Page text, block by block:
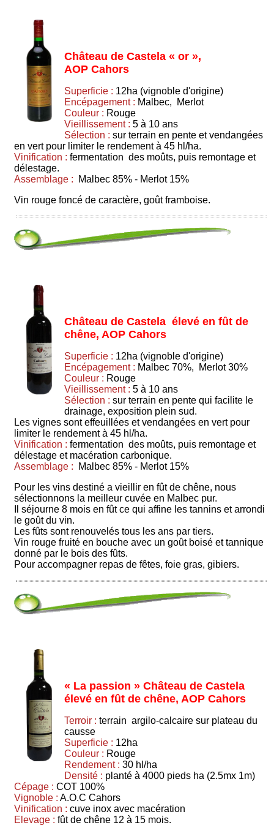
Château de Castela « or »,
AOP Cahors
Superficie : 12ha (vignoble d'origine)
Encépagement : Malbec, Merlot
Couleur : Rouge
Vieillissement : 5 à 10 ans
Sélection : sur terrain en pente et vendangées
en vert pour limiter le rendement à 45 hl/ha.
Vinification : fermentation des moûts, puis remontage et
délestage.
Assemblage : Malbec 85% - Merlot 15%
Vin rouge foncé de caractère, goût framboise.
Château de Castela élevé en fût de
chêne, AOP Cahors
Superficie : 12ha (vignoble d'origine)
Encépagement : Malbec 70%, Merlot 30%
Couleur : Rouge
Vieillissement : 5 à 10 ans
Sélection : sur terrain en pente qui facilite le
drainage, exposition plein sud.
Les vignes sont effeuillées et vendangées en vert pour
limiter le rendement à 45 hl/ha.
Vinification : fermentation des moûts, puis remontage et
délestage et macération carbonique.
Assemblage :
Malbec 85% - Merlot 15%
Pour les vins destiné a vieillir en fût de chêne, nous
sélectionnons la meilleur cuvée en Malbec pur.
Il séjourne 8 mois en fût ce qui affine les tannins et arrondi
le goût du vin.
Les fûts sont renouvelés tous les ans par tiers.
Vin rouge fruité en bouche avec un goût boisé et tannique
donné par le bois des fûts.
Pour accompagner repas de fêtes, foie gras, gibiers.
« La passion » Château de Castela
élevé en fût de chêne, AOP Cahors
Terroir : terrain argilo-calcaire sur plateau du
causse
Superficie : 12ha
Couleur : Rouge
Rendement : 30 hl/ha
Densité : planté à 4000 pieds ha (2.5mx 1m)
Cépage : COT 100%
Vignoble : A.O.C Cahors
Vinification : cuve inox avec macération
Elevage : fût de chêne 12 à 15 mois.